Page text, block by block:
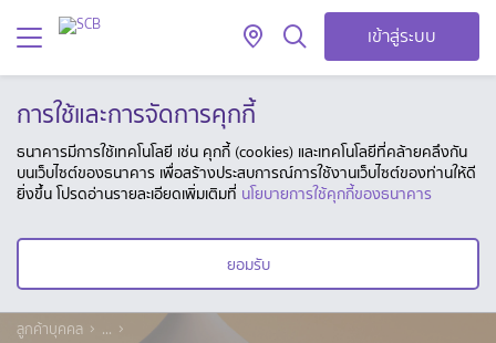
เข้าสู่ระบบ
การใช้และการจัดการคุกกี้
ธนาคารมีการใช้เทคโนโลยี เช่น คุกกี้ (cookies) และเทคโนโลยีที่คล้ายคลึงกัน
บนเว็บไซต์ของธนาคาร เพื่อสร้างประสบการณ์การใช้งานเว็บไซต์ของท่านให้ดี
ยิ่งขึ้น โปรดอ่านรายละเอียดเพิ่มเติมที่ นโยบายการใช้คุกกี้ของธนาคาร
ยอมรับ
ลูกค้าบุคคล
...